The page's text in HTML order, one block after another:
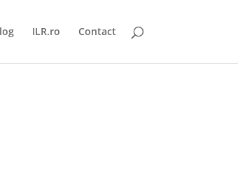
ILR.ro Contact